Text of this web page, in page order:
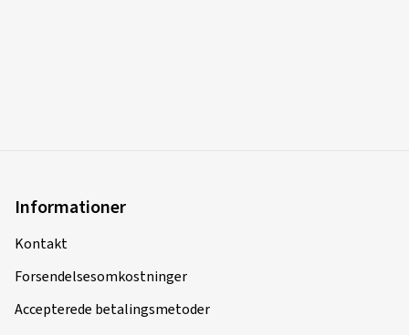
Informationer
Kontakt
Forsendelsesomkostninger
Accepterede betalingsmetoder